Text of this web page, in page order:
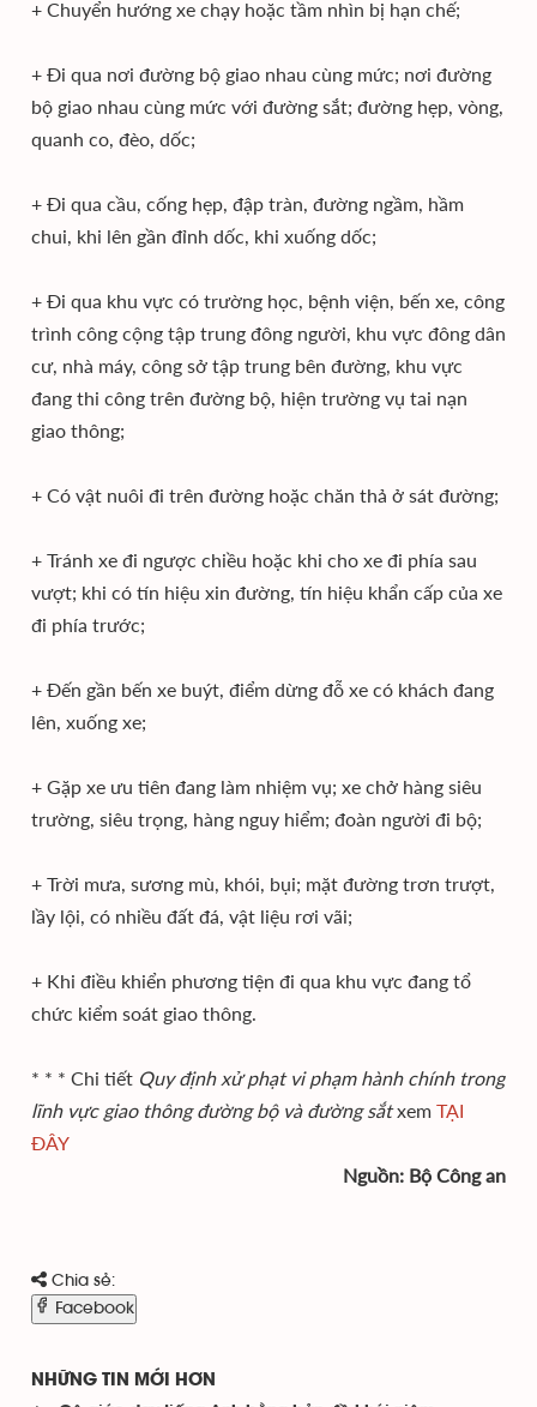
+ Chuyển hướng xe chạy hoặc tầm nhìn bị hạn chế;
+ Đi qua nơi đường bộ giao nhau cùng mức; nơi đường
bộ giao nhau cùng mức với đường sắt; đường hẹp, vòng,
quanh co, đèo, dốc;
+ Đi qua cầu, cống hẹp, đập tràn, đường ngầm, hầm
chui, khi lên gần đỉnh dốc, khi xuống dốc;
+ Đi qua khu vực có trường học, bệnh viện, bến xe, công
trình công cộng tập trung đông người, khu vực đông dân
cư, nhà máy, công sở tập trung bên đường, khu vực
đang thi công trên đường bộ, hiện trường vụ tai nạn
giao thông;
+ Có vật nuôi đi trên đường hoặc chăn thả ở sát đường;
+ Tránh xe đi ngược chiều hoặc khi cho xe đi phía sau
vượt; khi có tín hiệu xin đường, tín hiệu khẩn cấp của xe
đi phía trước;
+ Đến gần bến xe buýt, điểm dừng đỗ xe có khách đang
lên, xuống xe;
+ Gặp xe ưu tiên đang làm nhiệm vụ; xe chở hàng siêu
trường, siêu trọng, hàng nguy hiểm; đoàn người đi bộ;
+ Trời mưa, sương mù, khói, bụi; mặt đường trơn trượt,
lầy lội, có nhiều đất đá, vật liệu rơi vãi;
+ Khi điều khiển phương tiện đi qua khu vực đang tổ
chức kiểm soát giao thông.
* * * Chi tiết Quy định xử phạt vi phạm hành chính trong
lĩnh vực giao thông đường bộ và đường sắtxem TẠI
ĐÂY
Nguồn: Bộ Công an
Chia sẻ:
Facebook
NHỮNG TIN MỚI HƠN